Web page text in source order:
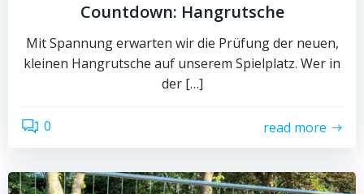
Countdown: Hangrutsche
Mit Spannung erwarten wir die Prüfung der neuen,
kleinen Hangrutsche auf unserem Spielplatz. Wer in
der […]
0 read more